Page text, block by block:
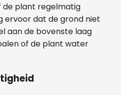
de plant regelmatig
ervoor dat de grond niet
aan de bovenste laag
of de plant water